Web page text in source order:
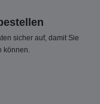
sicher auf, damit Sie
können.